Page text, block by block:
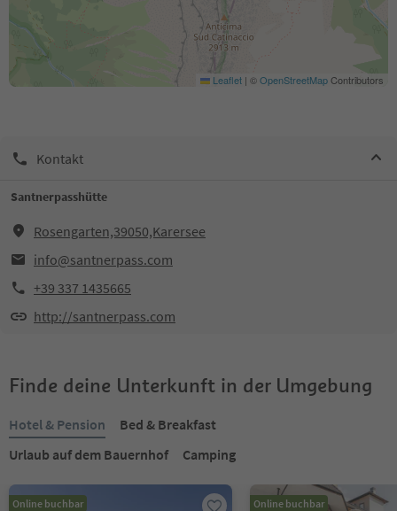
Leaflet | ©OpenStreetMapContributors
Kontakt
Santnerpasshütte
Rosengarten,39050,Karersee
info@santnerpass.com
+39 337 1435665
http://santnerpass.com
Finde deine Unterkunft in der Umgebung
Hotel & Pension
Bed & Breakfast
Urlaub auf dem Bauernhof
Camping
Online buchbar Online buchbar